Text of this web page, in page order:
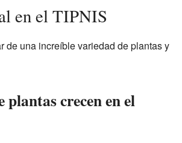
en el TIPNIS
de una increíble variedad de plantas y
plantas crecen en el